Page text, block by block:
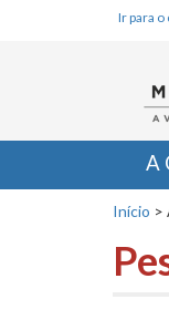
Ir para
A
Início >